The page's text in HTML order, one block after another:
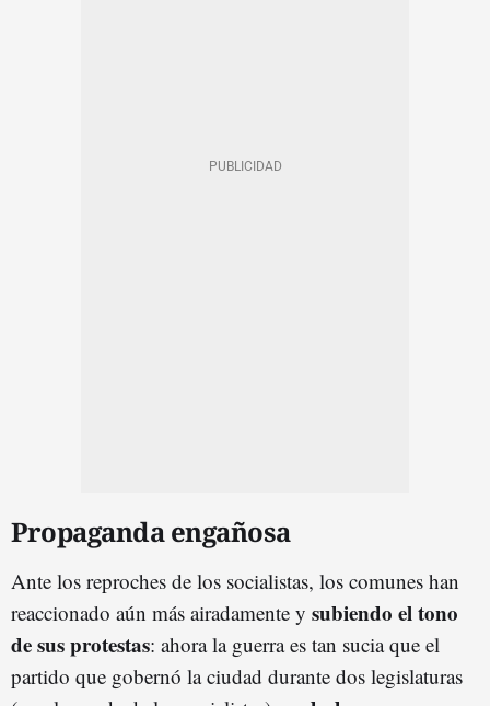
Propaganda engañosa
Ante los reproches de los socialistas, los comunes han
reaccionado aún más airadamente y subiendo el tono
de sus protestas: ahora la guerra es tan sucia que el
partido que gobernó la ciudad durante dos legislaturas